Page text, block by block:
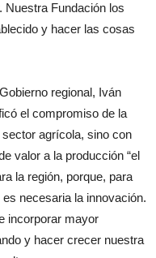
Fundación los
y hacer las cosas
regional, Iván
el compromiso de la
agrícola, sino con
valor a la producción “el
la región, porque, para
necesaria la innovación.
incorporar mayor
y hacer crecer nuestra